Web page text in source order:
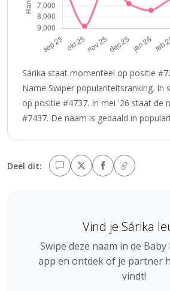
Sárika staat momenteel op positie
Name Swiper populariteitsranking. In
op positie #4737. In mei '26 staat de
#7437. De naam is gedaald in
Deel dit:
Vind je Sárika
Swipe deze naam in de
app en ontdek of je partner
vindt!